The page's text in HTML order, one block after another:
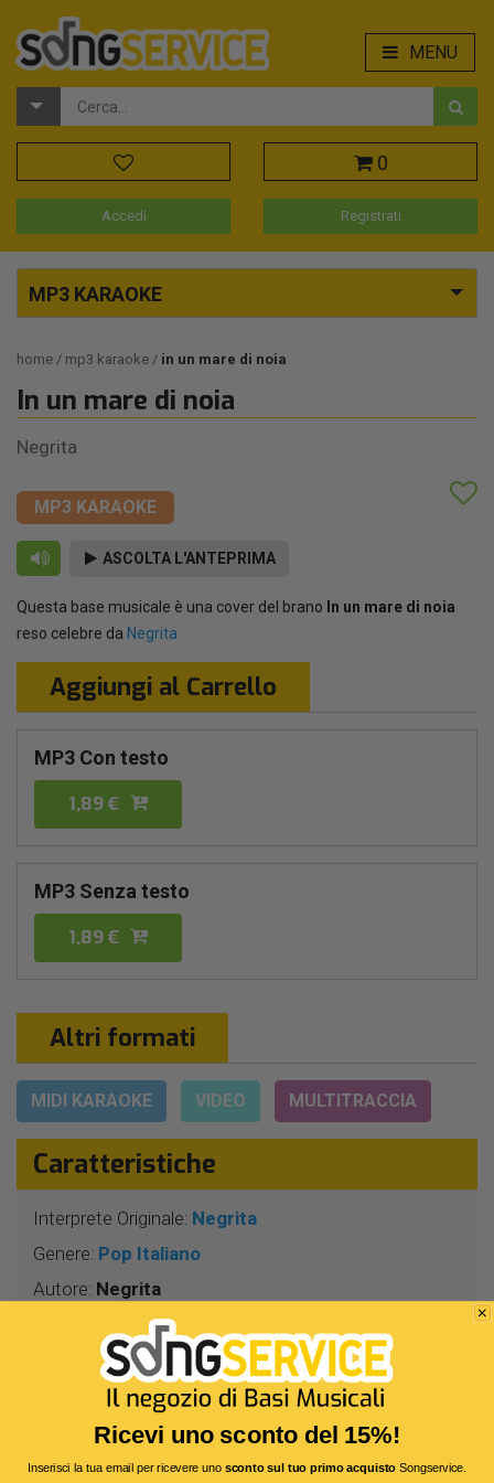
MENU
0
Accedi Registrati
MP3 KARAOKE
home mp3 karaoke in un mare di noia
In un mare di noia
Negrita
MP3 KARAOKE
ASCOLTA L'ANTEPRIMA
Questa base musicale è una cover del brano In un mare di noia
reso celebre da Negrita
Aggiungi al Carrello
MP3 Con testo
1,89 €
MP3 Senza testo
1,89 €
Altri formati
MIDI KARAOKE VIDEO MULTITRACCIA
Caratteristiche
Interprete Originale: Negrita
Genere: Pop Italiano
Autore: Negrita
3 Min 57 Sec
Segnatura:4/4
Tonalità:FA#
Bitrate:320 Kbit/s
Ricevi uno sconto del 15%!
Inserisci la tua email per ricevere uno sconto sul tuo primo acquistoSongservice.